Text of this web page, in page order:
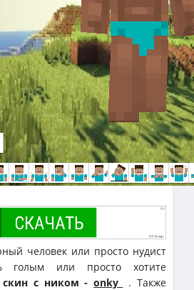
человек или просто нудист
голым или просто хотите
скин с ником -onky_
. Также